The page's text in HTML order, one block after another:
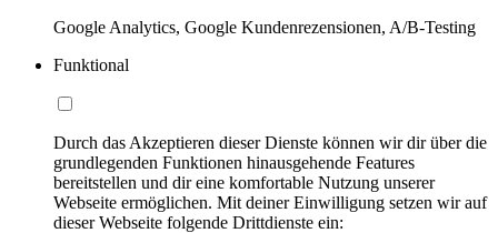
Google Analytics, Google Kundenrezensionen, A/B-Testing
Funktional
Durch das Akzeptieren dieser Dienste können wir dir über die
grundlegenden Funktionen hinausgehende Features
bereitstellen und dir eine komfortable Nutzung unserer
Webseite ermöglichen. Mit deiner Einwilligung setzen wir auf
dieser Webseite folgende Drittdienste ein: